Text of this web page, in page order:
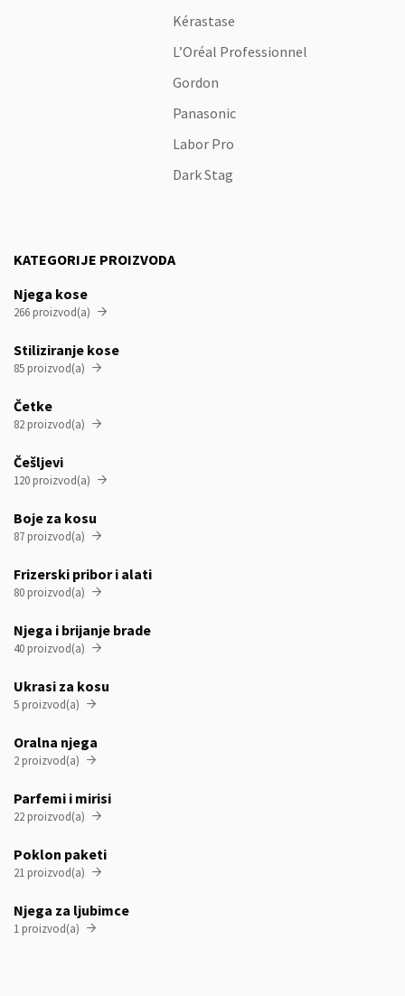
Kérastase
L’Oréal Professionnel
Gordon
Panasonic
Labor Pro
Dark Stag
KATEGORIJE PROIZVODA
Njega kose
266 proizvod(a) 
Stiliziranje kose
85 proizvod(a) 
Četke
82 proizvod(a) 
Češljevi
120 proizvod(a) 
Boje za kosu
87 proizvod(a) 
Frizerski pribor i alati
80 proizvod(a) 
Njega i brijanje brade
40 proizvod(a) 
Ukrasi za kosu
5 proizvod(a) 
Oralna njega
2 proizvod(a) 
Parfemi i mirisi
22 proizvod(a) 
Poklon paketi
21 proizvod(a) 
Njega za ljubimce
1 proizvod(a) 